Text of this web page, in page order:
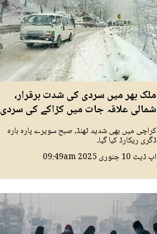
ملک بھر میں سردی کی شدت برقرار،
شمالی علاقہ جات میں کڑاکے کی سردی
کراچی میں بھی شدید ٹھنڈ، صبح سویرے پارہ بارہ
ڈگری ریکارڈ کیا گیا۔
اپ ڈیٹ 10 جنوری 2025 09:49am